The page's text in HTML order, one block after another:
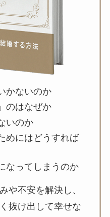
かないのか
のはなぜか
いのか
めにはどうすれば
なってしまうのか
や不安を解決し、
抜け出して幸せな